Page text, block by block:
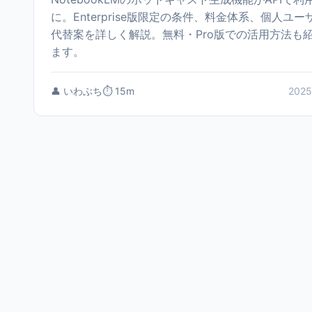
に。Enterprise版限定の条件、料金体系、個人ユー
代替案を詳しく解説。無料・Pro版での活用方法も
ます。
👤 いわぶち⏱️ 15m